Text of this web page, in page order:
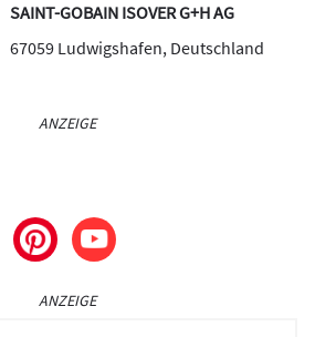
SAINT-GOBAIN ISOVER G+H AG
67059 Ludwigshafen, Deutschland
ANZEIGE
ANZEIGE